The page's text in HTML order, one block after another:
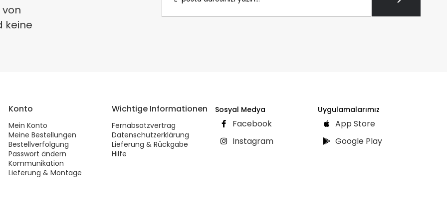
keine
Konto
Mein Konto
Meine Bestellungen
Bestellverfolgung
Passwort ändern
Kommunikation
Lieferung & Montage
Wichtige Informationen
Fernabsatzvertrag
Datenschutzerklärung
Lieferung & Rückgabe
Hilfe
Sosyal Medya
Facebook
Instagram
Uygulamalarımız
App Store
Google Play